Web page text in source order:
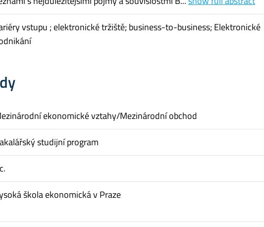
vstupu ; elektronické tržiště; business-to-business; Elektronické
ekonomické vztahy/Mezinárodní obchod
studijní program
škola ekonomická v Praze